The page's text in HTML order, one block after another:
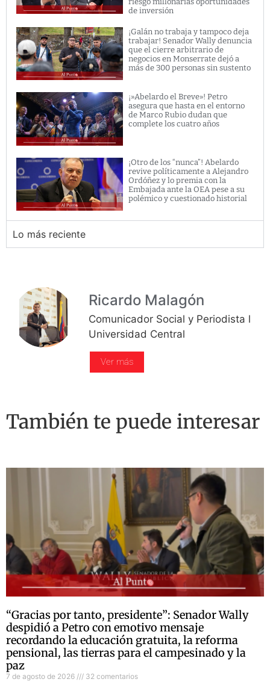
de inversión
¡Galán no trabaja y tampoco deja
trabajar! Senador Wally denuncia
que el cierre arbitrario de
negocios en Monserrate dejó a
más de 300 personas sin sustento
¡»Abelardo el Breve»! Petro
asegura que hasta en el entorno
de Marco Rubio dudan que
complete los cuatro años
¡Otro de los “nunca”! Abelardo
revive políticamente a Alejandro
Ordóñez y lo premia con la
Embajada ante la OEA pese a su
polémico y cuestionado historial
Lo más reciente
Ricardo Malagón
Comunicador Social y Periodista l
Universidad Central
Ver más
También te puede interesar
“Gracias por tanto, presidente”: Senador Wally
despidió a Petro con emotivo mensaje
recordando la educación gratuita, la reforma
pensional, las tierras para el campesinado y la
paz
7 de agosto de 2026 32 comentarios